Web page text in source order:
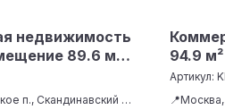
недвижимость
89.6 м²
п.,
б-р. [KA1001]
п., Скандинавский б-
94.9
Артикул: